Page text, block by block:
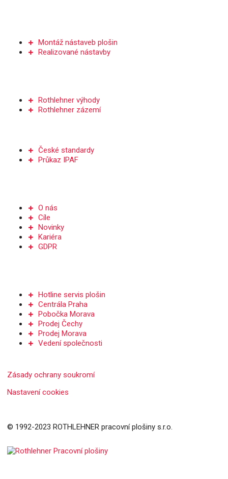
Montáž nástaveb plošin
Realizované nástavby
Rothlehner výhody
Rothlehner zázemí
České standardy
Průkaz IPAF
O nás
Cíle
Novinky
Kariéra
GDPR
Hotline servis plošin
Centrála Praha
Pobočka Morava
Prodej Čechy
Prodej Morava
Vedení společnosti
Zásady ochrany soukromí
Nastavení cookies
© 1992-2023 ROTHLEHNER pracovní plošiny s.r.o.